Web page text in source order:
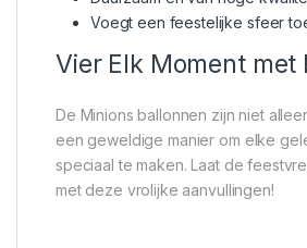
Voegt een feestelijke sfeer
Vier Elk Moment met
De Minions ballonnen zijn niet
een geweldige manier om elke
speciaal te maken. Laat de
met deze vrolijke aanvullingen!